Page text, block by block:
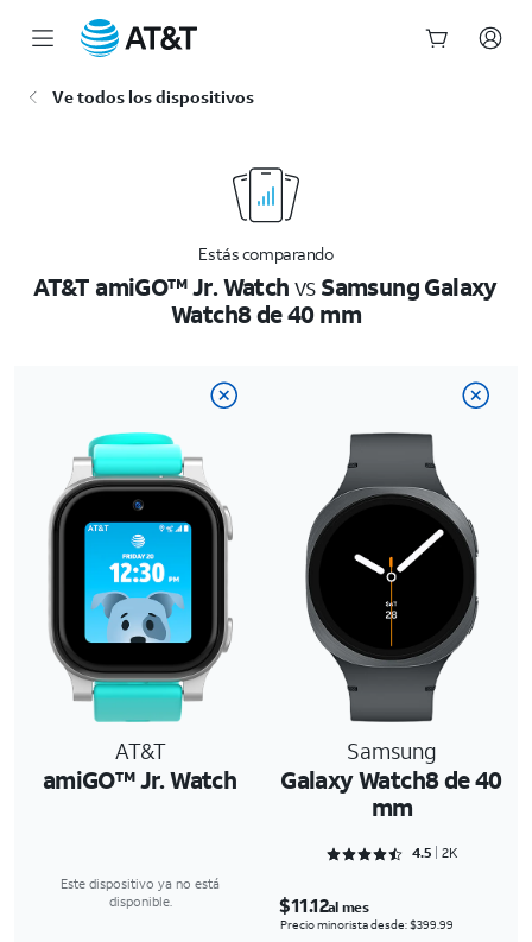
Ve todos los dispositivos
Estás comparando
AT&T amiGO™ Jr. WatchvsSamsung Galaxy
Watch8 de 40 mm
AT&T
amiGO™ Jr. Watch
Samsung
Galaxy Watch8 de 40
mm
Rated 4.5863 out of 5
4.5 2K
Este dispositivo ya no está
disponible.
$11.12al mes
Precio minorista desde: $399.99